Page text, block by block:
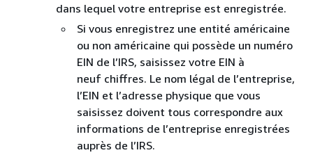
dans lequel votre entreprise est enregistrée.
Si vous enregistrez une entité américaine
ou non américaine qui possède un numéro
EIN de l’IRS, saisissez votre EIN à
neuf chiffres. Le nom légal de l’entreprise,
l’EIN et l’adresse physique que vous
saisissez doivent tous correspondre aux
informations de l’entreprise enregistrées
auprès de l’IRS.